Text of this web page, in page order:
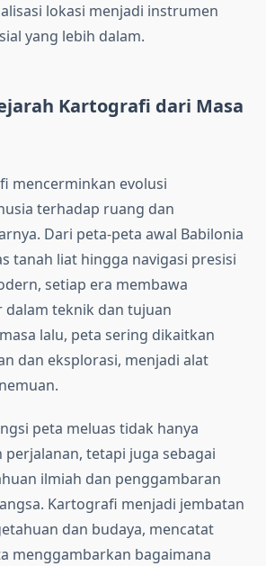
lokasi menjadi instrumen
yang lebih dalam.
Kartografi dari Masa
mencerminkan evolusi
terhadap ruang dan
Dari peta-peta awal Babilonia
tanah liat hingga navigasi presisi
setiap era membawa
dalam teknik dan tujuan
lalu, peta sering dikaitkan
dan eksplorasi, menjadi alat
peta meluas tidak hanya
perjalanan, tetapi juga sebagai
ilmiah dan penggambaran
Kartografi menjadi jembatan
dan budaya, mencatat
menggambarkan bagaimana